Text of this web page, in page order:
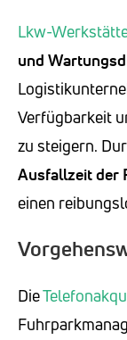
Lkw-
und
Verfügbarkeit
zu steigern.
Ausfallzeit der
einen
Die